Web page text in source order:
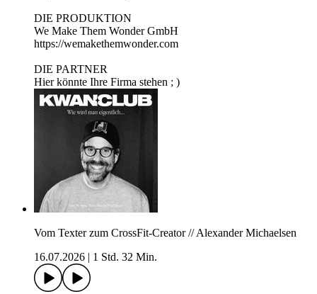
DIE PRODUKTION
We Make Them Wonder GmbH
https://wemakethemwonder.com
DIE PARTNER
Hier könnte Ihre Firma stehen ; )
Vom Texter zum CrossFit-Creator // Alexander Michaelsen
16.07.2026
1 Std. 32 Min.